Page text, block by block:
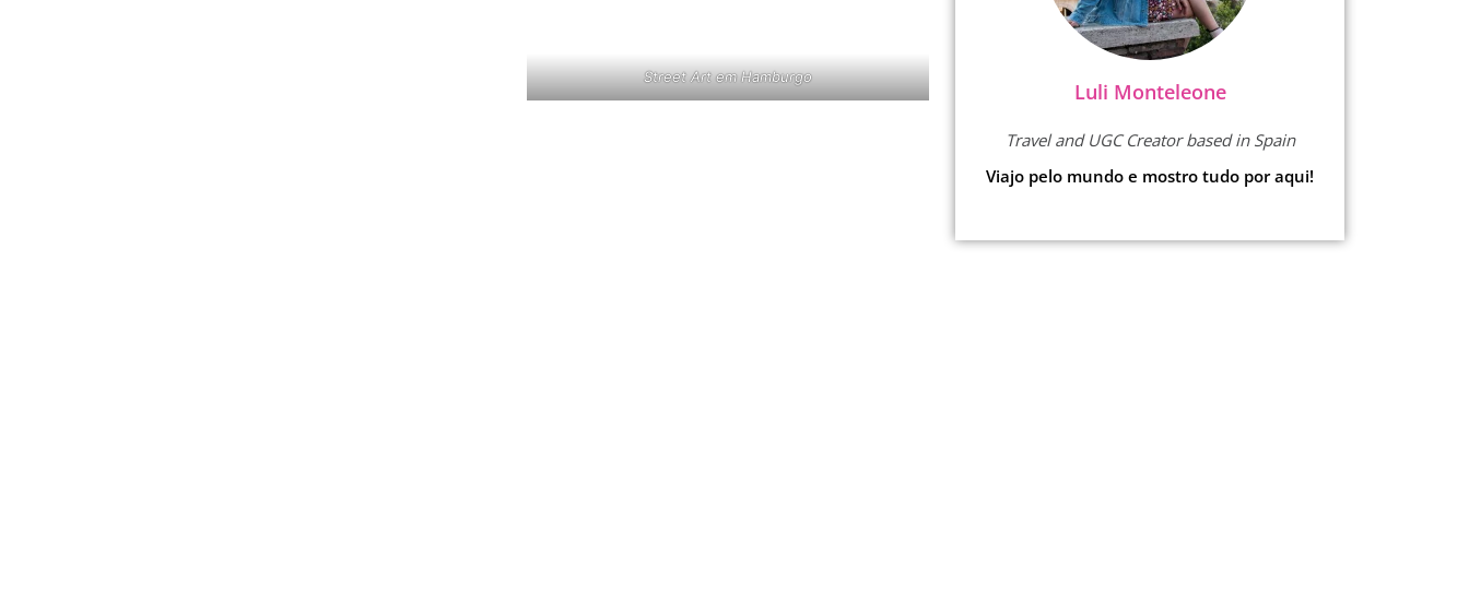
Street Art em Hamburgo
Luli Monteleone
Travel and UGC Creator based in Spain
Viajo pelo mundo e mostro tudo por aqui!